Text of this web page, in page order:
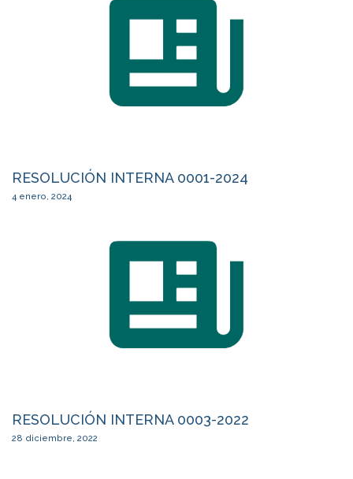
RESOLUCIÓN INTERNA 0001-2024
4 enero, 2024
RESOLUCIÓN INTERNA 0003-2022
28 diciembre, 2022